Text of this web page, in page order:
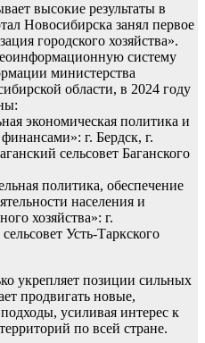
высокие результаты в
Новосибирска занял первое
городского хозяйства».
систему
министерства
области, в 2024 году
экономическая политика и
г. Бердск, г.
сельсовет Баганского
политика, обеспечение
населения и
хозяйства»: г.
Усть-Таркского
укрепляет позиции сильных
продвигать новые,
усиливая интерес к
по всей стране.